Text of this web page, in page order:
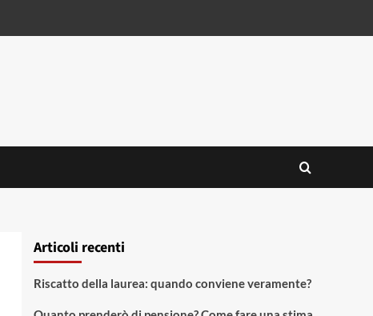
Articoli recenti
Riscatto della laurea: quando conviene veramente?